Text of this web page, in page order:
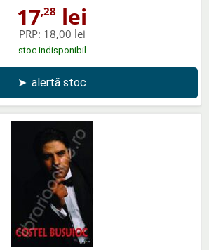
17,28 lei
PRP: 18,00 lei
stoc indisponibil
➤ alertă stoc